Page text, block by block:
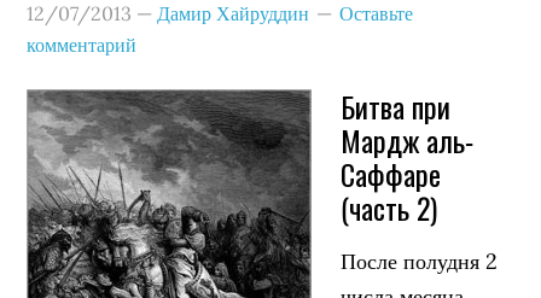
12/07/2013 —Дамир Хайруддин
Оставьте
комментарий
Битва при
Мардж аль-
Саффаре
(часть 2)
После полудня 2